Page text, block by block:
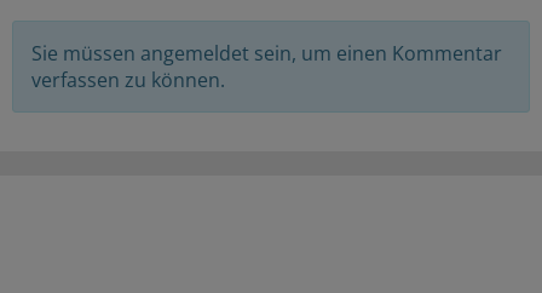
Sie müssen angemeldet sein, um einen Kommentar
verfassen zu können.